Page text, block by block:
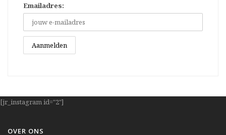
Emailadres:
[jr_instagram id="2"]
OVER ONS